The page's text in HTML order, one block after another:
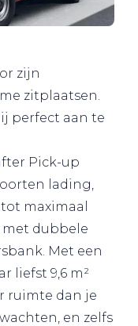
zijn
zitplaatsen.
perfect aan te
Pick-up
lading,
maximaal
met dubbele
Met een
liefst 9,6 m²
ruimte dan je
en zelfs